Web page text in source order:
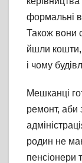
формальні
Також вони
йшли кошти,
і чому
Мешканці
ремонт, аби
родин не
пенсіонери